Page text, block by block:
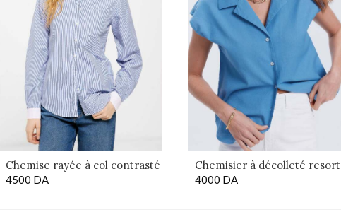
Chemise rayée à col contrasté
4500 DA
Chemisier à décolleté resort
4000 DA